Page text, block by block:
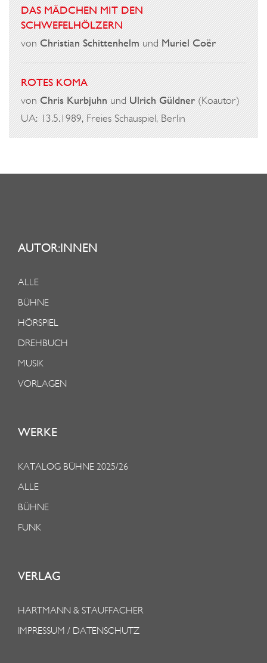
DAS MÄDCHEN MIT DEN
SCHWEFELHÖLZERN
vonChristian SchittenhelmundMuriel Coër
ROTES KOMA
vonChris KurbjuhnundUlrich Güldner(Koautor)
UA: 13.5.1989, Freies Schauspiel, Berlin
AUTOR:INNEN
ALLE
BÜHNE
HÖRSPIEL
DREHBUCH
MUSIK
VORLAGEN
WERKE
KATALOG BÜHNE 2025/26
ALLE
BÜHNE
FUNK
VERLAG
HARTMANN & STAUFFACHER
IMPRESSUM / DATENSCHUTZ